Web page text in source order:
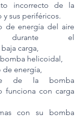
incorrecto de la
sus periféricos.
de energía del aire
durante el
carga,
helicoidal,
de energía,
de la bomba
funciona con carga
con su bomba